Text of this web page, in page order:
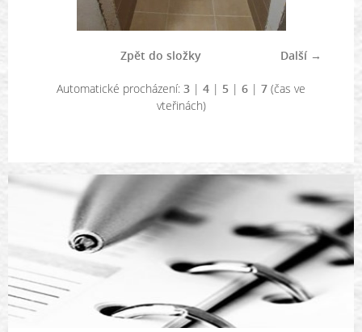
Další →
Zpět do složky
Automatické procházení: 3 | 4 | 5 | 6 | 7 (čas ve
vteřinách)